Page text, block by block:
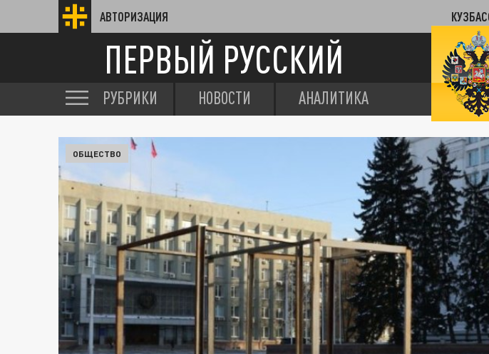
АВТОРИЗАЦИЯ
ПЕРВЫЙ РУССКИЙ
РУБРИКИ НОВОСТИ АНАЛИТИКА
ОБЩЕСТВО